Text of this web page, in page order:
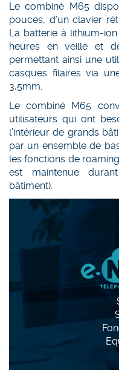
Le combiné M65
pouces, d’un clavier
La batterie à lithium-
heures en veille et
permettant ainsi une
casques filaires via
3,5mm.
Le combiné M65
utilisateurs qui ont
l’intérieur de grands
par un ensemble de
les fonctions de
est maintenue
bâtiment).